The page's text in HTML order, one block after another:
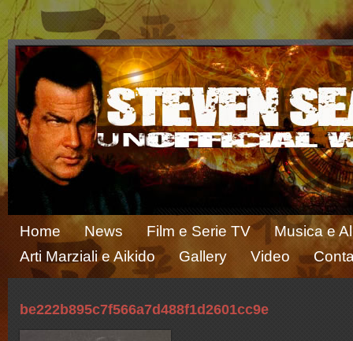
Home News Film e Serie TV
Musica e
Arti Marziali e Aikido
Gallery Video
be222b895c7f566a7d488f1d2601cc9e